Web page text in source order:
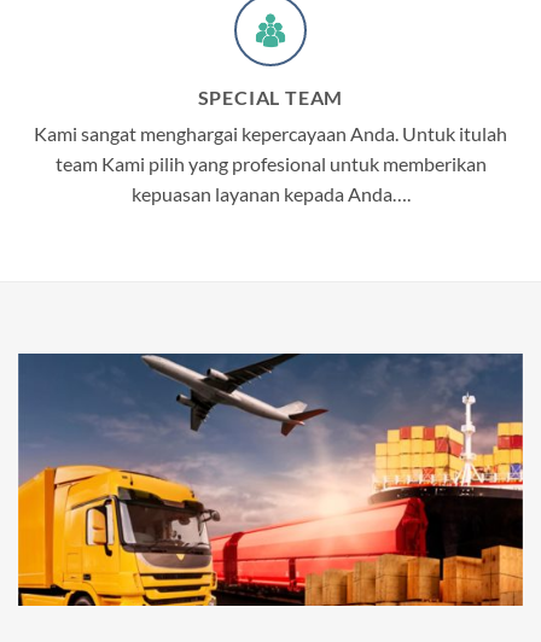
SPECIAL TEAM
Kami sangat menghargai kepercayaan Anda. Untuk itulah
team Kami pilih yang profesional untuk memberikan
kepuasan layanan kepada Anda….